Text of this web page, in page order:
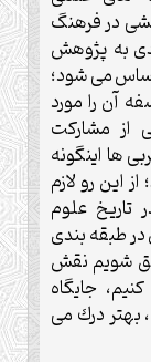
در فرهنگ
به پژوهش
مى شود؛
آن را مورد
از مشاركت
ها اينگونه
اين رو لازم
تاريخ علوم
طبقه بندى
كه موفق شويم نقش
جايگاه
بهتر درك مى